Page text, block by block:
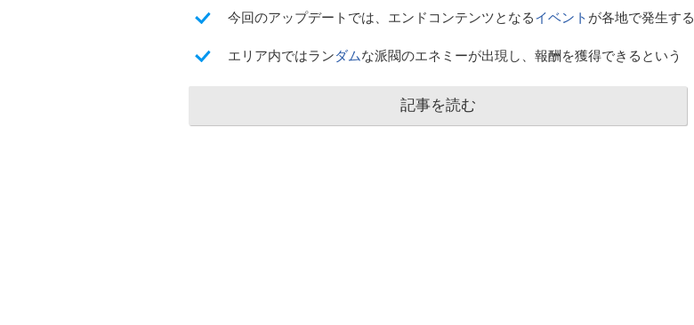
今回のアップデートでは、エンドコンテンツとなるイベント が各地で発生する
エリア内ではランダムな派閥のエネミーが出現し、報酬を獲得できるという
記事を読む